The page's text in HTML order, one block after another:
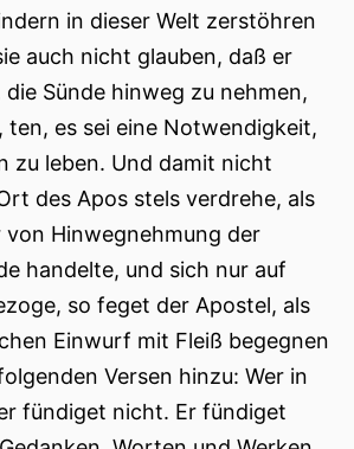
in dieser Welt zerstöhren
auch nicht glauben, daß er
die Sünde hinweg zu nehmen,
ten, es sei eine Notwendigkeit,
zu leben. Und damit nicht
des Apos stels verdrehe, als
von Hinwegnehmung der
handelte, und sich nur auf
so feget der Apostel, als
Einwurf mit Fleiß begegnen
Versen hinzu: Wer in
fündiget nicht. Er fündiget